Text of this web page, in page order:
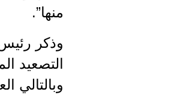
منها”.
وذكر
التصعيد
وبالتالي